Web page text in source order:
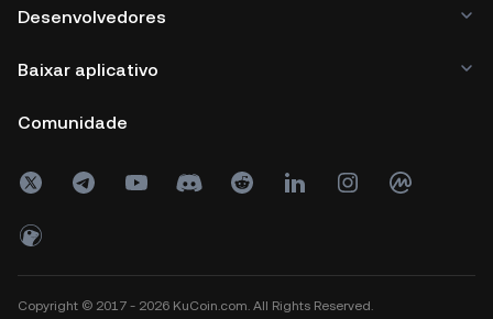
Desenvolvedores
Baixar aplicativo
Comunidade
Copyright © 2017 - 2026 KuCoin.com. All Rights Reserved.